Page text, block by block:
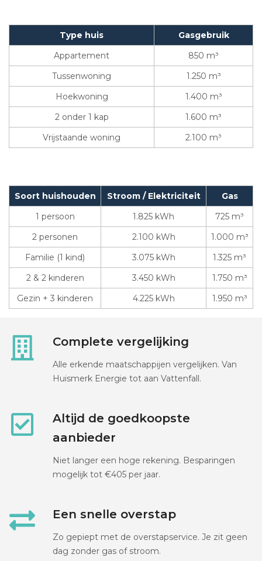
Type huis
Gasgebruik
Appartement
850 m³
Tussenwoning
1.250 m³
Hoekwoning
1.400 m³
2 onder 1 kap
1.600 m³
Vrijstaande woning
2.100 m³
Soort huishouden Stroom / Elektriciteit
Gas
1 persoon
1.825 kWh
725 m³
2 personen
2.100 kWh
1.000 m³
Familie (1 kind)
3.075 kWh
1.325 m³
2 & 2 kinderen
3.450 kWh
1.750 m³
Gezin + 3 kinderen
4.225 kWh 1.950 m³
Complete vergelijking
Alle erkende maatschappijen vergelijken. Van
Huismerk Energie tot aan Vattenfall.
Altijd de goedkoopste
aanbieder
Niet langer een hoge rekening. Besparingen
mogelijk tot €405 per jaar.
Een snelle overstap
Zo gepiept met de overstapservice. Je zit geen
dag zonder gas of stroom.